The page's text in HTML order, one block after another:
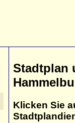
Stadtplan
Klicken Sie